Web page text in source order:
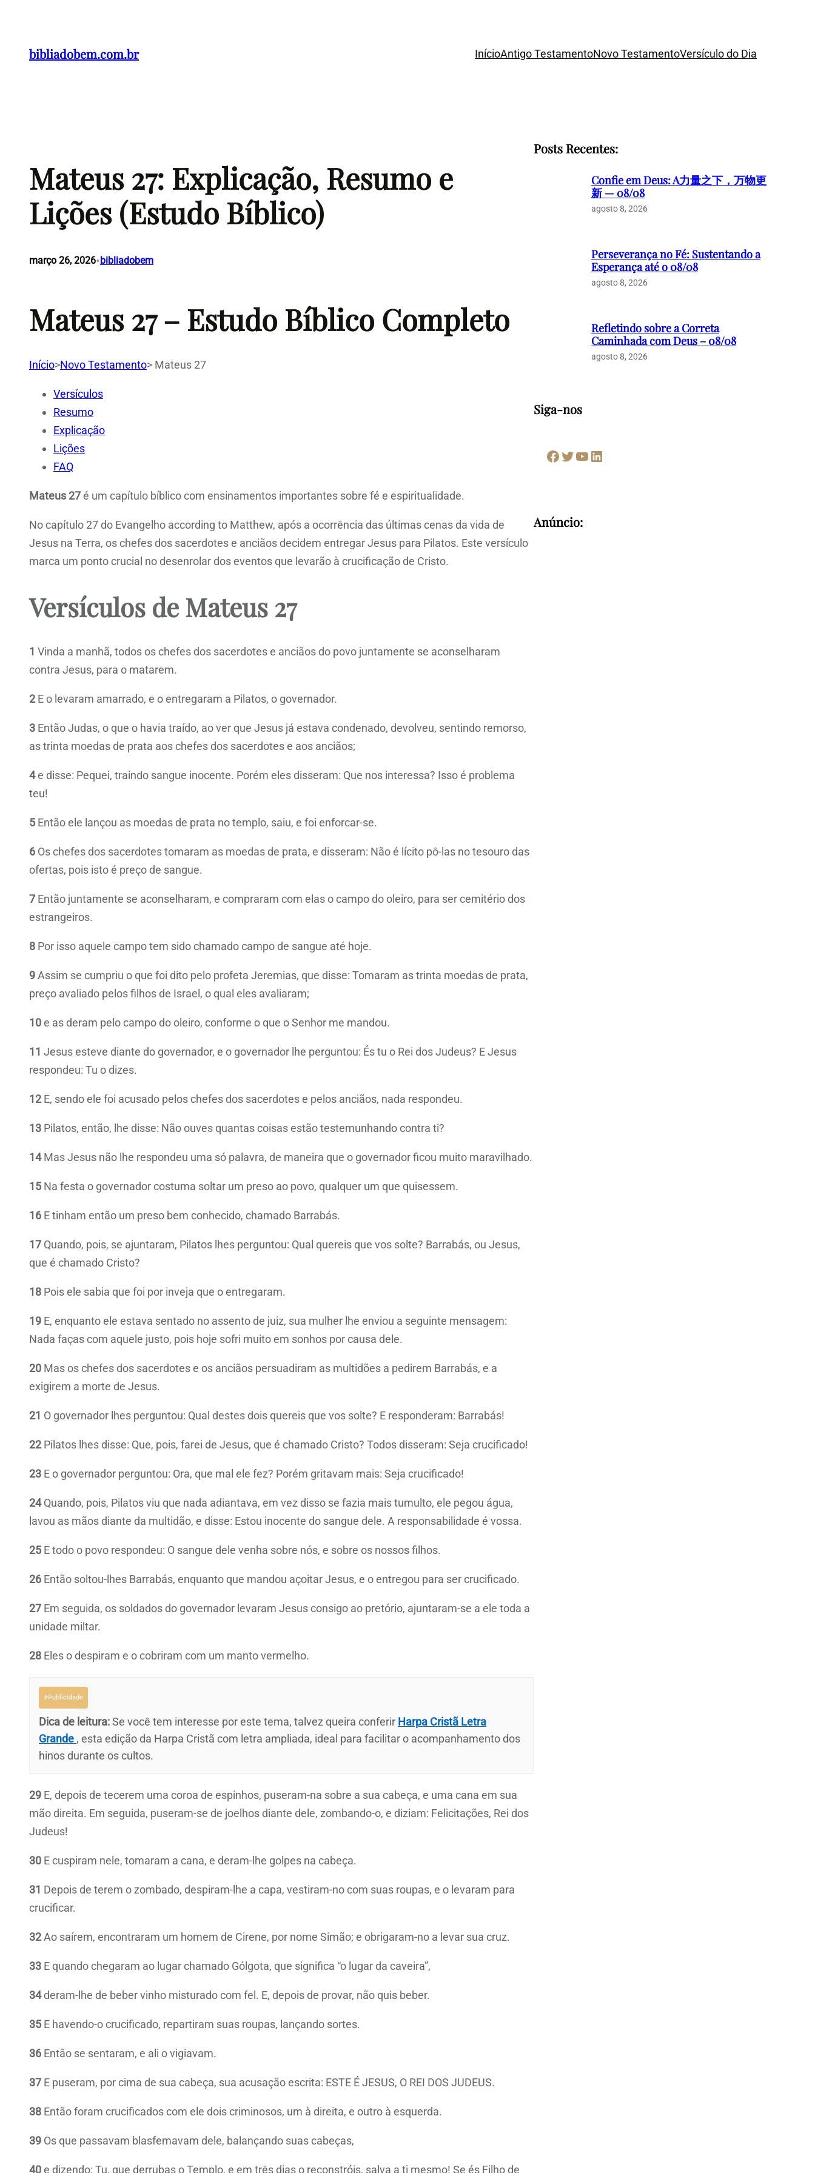
bibliadobem.com.br InícioAntigo TestamentoNovo TestamentoVersículo do Dia
Mateus 27: Explicação, Resumo e
Lições (Estudo Bíblico)
março 26, 2026• bibliadobem
Mateus 27 – Estudo Bíblico Completo
Início>Novo Testamento> Mateus 27
Versículos
Resumo
Explicação
Lições
FAQ
Mateus 27é um capítulo bíblico com ensinamentos importantes sobre fé e espiritualidade.
No capítulo 27 do Evangelho according to Matthew, após a ocorrência das últimas cenas da vida de
Jesus na Terra, os chefes dos sacerdotes e anciãos decidem entregar Jesus para Pilatos. Este versículo
marca um ponto crucial no desenrolar dos eventos que levarão à crucificação de Cristo.
Versículos de Mateus 27
1 Vinda a manhã, todos os chefes dos sacerdotes e anciãos do povo juntamente se aconselharam
contra Jesus, para o matarem.
2E o levaram amarrado, e o entregaram a Pilatos, o governador.
3 Então Judas, o que o havia traído, ao ver que Jesus já estava condenado, devolveu, sentindo remorso,
as trinta moedas de prata aos chefes dos sacerdotes e aos anciãos;
4e disse: Pequei, traindo sangue inocente. Porém eles disseram: Que nos interessa? Isso é problema
teu!
5 Então ele lançou as moedas de prata no templo, saiu, e foi enforcar-se.
6 Os chefes dos sacerdotes tomaram as moedas de prata, e disseram: Não é lícito pô-las no tesouro das
ofertas, pois isto é preço de sangue.
7 Então juntamente se aconselharam, e compraram com elas o campo do oleiro, para ser cemitério dos
estrangeiros.
8 Por isso aquele campo tem sido chamado campo de sangue até hoje.
9Assim se cumpriu o que foi dito pelo profeta Jeremias, que disse: Tomaram as trinta moedas de prata,
preço avaliado pelos filhos de Israel, o qual eles avaliaram;
10e as deram pelo campo do oleiro, conforme o que o Senhor me mandou.
11 Jesus esteve diante do governador, e o governador lhe perguntou: És tu o Rei dos Judeus? E Jesus
respondeu: Tu o dizes.
12E, sendo ele foi acusado pelos chefes dos sacerdotes e pelos anciãos, nada respondeu.
13 Pilatos, então, lhe disse: Não ouves quantas coisas estão testemunhando contra ti?
14Mas Jesus não lhe respondeu uma só palavra, de maneira que o governador ficou muito maravilhado.
15 Na festa o governador costuma soltar um preso ao povo, qualquer um que quisessem.
16 E tinham então um preso bem conhecido, chamado Barrabás.
17 Quando, pois, se ajuntaram, Pilatos lhes perguntou: Qual quereis que vos solte? Barrabás, ou Jesus,
que é chamado Cristo?
18 Pois ele sabia que foi por inveja que o entregaram.
19 E, enquanto ele estava sentado no assento de juiz, sua mulher lhe enviou a seguinte mensagem:
Nada faças com aquele justo, pois hoje sofri muito em sonhos por causa dele.
20 Mas os chefes dos sacerdotes e os anciãos persuadiram as multidões a pedirem Barrabás, e a
exigirem a morte de Jesus.
21 O governador lhes perguntou: Qual destes dois quereis que vos solte? E responderam: Barrabás!
22Pilatos lhes disse: Que, pois, farei de Jesus, que é chamado Cristo? Todos disseram: Seja crucificado!
23 E o governador perguntou: Ora, que mal ele fez? Porém gritavam mais: Seja crucificado!
24Quando, pois, Pilatos viu que nada adiantava, em vez disso se fazia mais tumulto, ele pegou água,
lavou as mãos diante da multidão, e disse: Estou inocente do sangue dele. A responsabilidade é vossa.
25 E todo o povo respondeu: O sangue dele venha sobre nós, e sobre os nossos filhos.
26 Então soltou-lhes Barrabás, enquanto que mandou açoitar Jesus, e o entregou para ser crucificado.
27 Em seguida, os soldados do governador levaram Jesus consigo ao pretório, ajuntaram-se a ele toda a
unidade miltar.
28 Eles o despiram e o cobriram com um manto vermelho.
#Publicidade
Dica de leitura:Se você tem interesse por este tema, talvez queira conferir Harpa Cristã Letra
Grande , esta edição da Harpa Cristã com letra ampliada, ideal para facilitar o acompanhamento dos
hinos durante os cultos.
29 E, depois de tecerem uma coroa de espinhos, puseram-na sobre a sua cabeça, e uma cana em sua
mão direita. Em seguida, puseram-se de joelhos diante dele, zombando-o, e diziam: Felicitações, Rei dos
Judeus!
30 E cuspiram nele, tomaram a cana, e deram-lhe golpes na cabeça.
31 Depois de terem o zombado, despiram-lhe a capa, vestiram-no com suas roupas, e o levaram para
crucificar.
32Ao saírem, encontraram um homem de Cirene, por nome Simão; e obrigaram-no a levar sua cruz.
33 E quando chegaram ao lugar chamado Gólgota, que significa “o lugar da caveira”,
34deram-lhe de beber vinho misturado com fel. E, depois de provar, não quis beber.
35 E havendo-o crucificado, repartiram suas roupas, lançando sortes.
36 Então se sentaram, e ali o vigiavam.
37 E puseram, por cima de sua cabeça, sua acusação escrita: ESTE É JESUS, O REI DOS JUDEUS.
38 Então foram crucificados com ele dois criminosos, um à direita, e outro à esquerda.
39 Os que passavam blasfemavam dele, balançando suas cabeças,
40e dizendo: Tu, que derrubas o Templo, e em três dias o reconstróis, salva a ti mesmo! Se és Filho de
Posts Recentes:
Confie em Deus: A力量之下，万物更
新 — 08/08
agosto 8, 2026
Perseverança no Fé: Sustentando a
Esperança até o 08/08
agosto 8, 2026
Refletindo sobre a Correta
Caminhada com Deus – 08/08
agosto 8, 2026
Siga-nos
Facebook Twitter Youtube LinkedIn
Anúncio: